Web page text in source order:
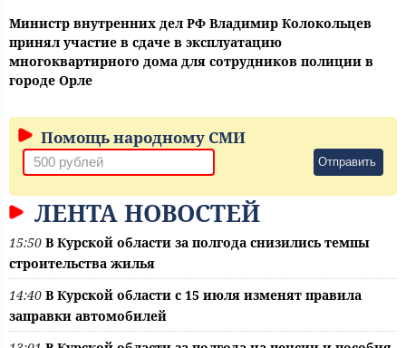
Министр внутренних дел РФ Владимир Колокольцев
принял участие в сдаче в эксплуатацию
многоквартирного дома для сотрудников полиции в
городе Орле
Помощь народному СМИ
Отправить
ЛЕНТА НОВОСТЕЙ
15:50 В Курской области за полгода снизились темпы
строительства жилья
14:40 В Курской области с 15 июля изменят правила
заправки автомобилей